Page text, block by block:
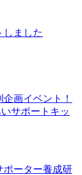
しました
画イベント！
サポートキッ
ポーター養成研